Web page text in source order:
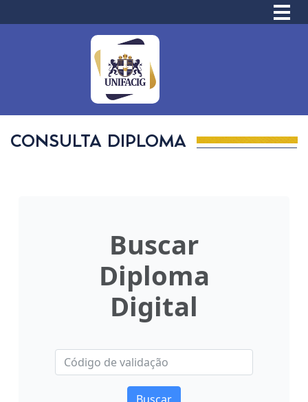
CONSULTA DIPLOMA